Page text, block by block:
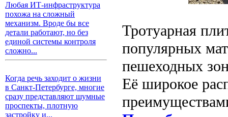
Любая ИТ-инфраструктура
похожа на сложный
механизм. Вроде бы все
детали работают, но без
единой системы контроля
сложно...
Когда речь заходит о жизни
в Санкт-Петербурге, многие
сразу представляют шумные
проспекты, плотную
застройку и...
Тротуарная
популярных
пешеходных
Её широкое